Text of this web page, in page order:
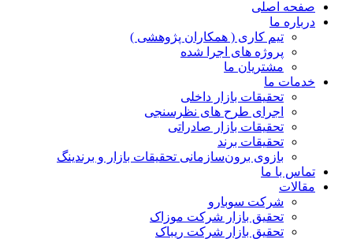
صفحه اصلی
درباره ما
تیم کاری ( همکاران پژوهشی )
پروژه های اجرا شده
مشتریان ما
خدمات ما
تحقیقات بازار داخلی
اجرای طرح های نظرسنجی
تحقیقات بازار صادراتی
تحقیقات برند
بازوی برون‌سازمانی تحقیقات بازار و برندینگ
تماس با ما
مقالات
شرکت سوبارو
تحقیق بازار شرکت موزاک
تحقیق بازار شرکت ریباک